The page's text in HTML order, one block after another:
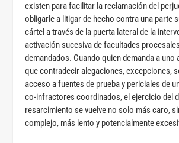
existen para facilitar la reclamación del
obligarle a litigar de hecho contra una parte
cártel a través de la puerta lateral de la
activación sucesiva de facultades
demandados. Cuando quien demanda a uno
que contradecir alegaciones, excepciones,
acceso a fuentes de prueba y periciales de
co-infractores coordinados, el ejercicio del
resarcimiento se vuelve no solo más caro,
complejo, más lento y potencialmente